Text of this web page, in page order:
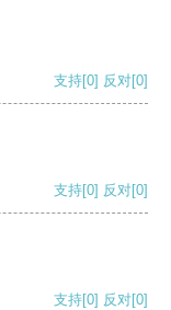
支持[0] 反对[0]
支持[0] 反对[0]
支持[0] 反对[0]